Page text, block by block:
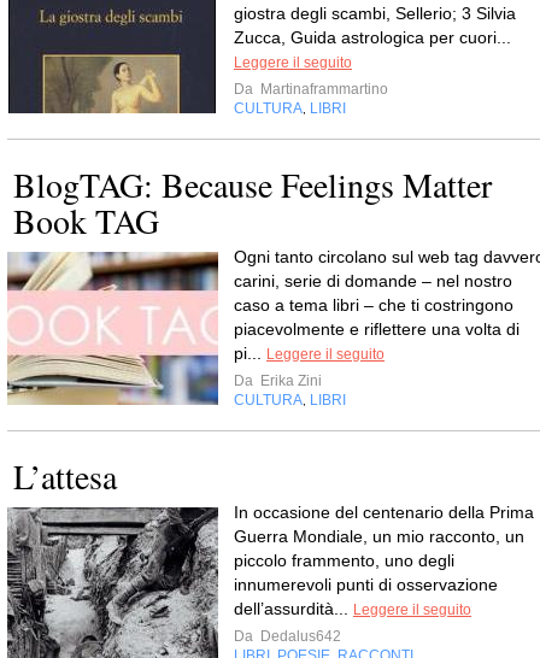
giostra degli scambi, Sellerio; 3 Silvia
Zucca, Guida astrologica per cuori...
Leggere il seguito
Da Martinaframmartino
CULTURA LIBRI
BlogTAG: Because Feelings Matter
Book TAG
Ogni tanto circolano sul web tag
carini, serie di domande – nel nostro
caso a tema libri – che ti costringono
piacevolmente e riflettere una volta di
pi...
Leggere il seguito
Da Erika Zini
CULTURA LIBRI
L’attesa
In occasione del centenario della Prima
Guerra Mondiale, un mio racconto, un
piccolo frammento, uno degli
innumerevoli punti di osservazione
dell’assurdità...
Leggere il seguito
Da Dedalus642